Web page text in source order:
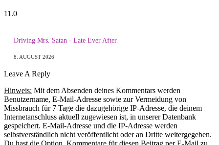
11.0
Driving Mrs. Satan - Late Ever After
8. AUGUST 2026
Leave A Reply
Hinweis: Mit dem Absenden deines Kommentars werden
Benutzername, E-Mail-Adresse sowie zur Vermeidung von
Missbrauch für 7 Tage die dazugehörige IP-Adresse, die deinem
Internetanschluss aktuell zugewiesen ist, in unserer Datenbank
gespeichert. E-Mail-Adresse und die IP-Adresse werden
selbstverständlich nicht veröffentlicht oder an Dritte weitergegeben.
Du hast die Option, Kommentare für diesen Beitrag per E-Mail zu